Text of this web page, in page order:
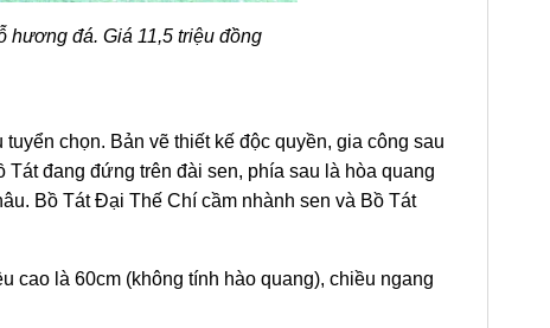
hương đá. Giá 11,5 triệu đồng
chọn. Bản vẽ thiết kế độc quyền, gia công sau
đang đứng trên đài sen, phía sau là hòa quang
Bồ Tát Đại Thế Chí cầm nhành sen và Bồ Tát
là 60cm (không tính hào quang), chiều ngang